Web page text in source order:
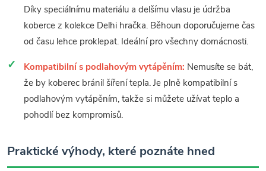
Díky speciálnímu materiálu a delšímu vlasu je údržba
koberce z kolekce Delhi hračka. Běhoun doporučujeme čas
od času lehce proklepat. Ideální pro všechny domácnosti.
Kompatibilní s podlahovým vytápěním: Nemusíte se bát,
že by koberec bránil šíření tepla. Je plně kompatibilní s
podlahovým vytápěním, takže si můžete užívat teplo a
pohodlí bez kompromisů.
Praktické výhody, které poznáte hned